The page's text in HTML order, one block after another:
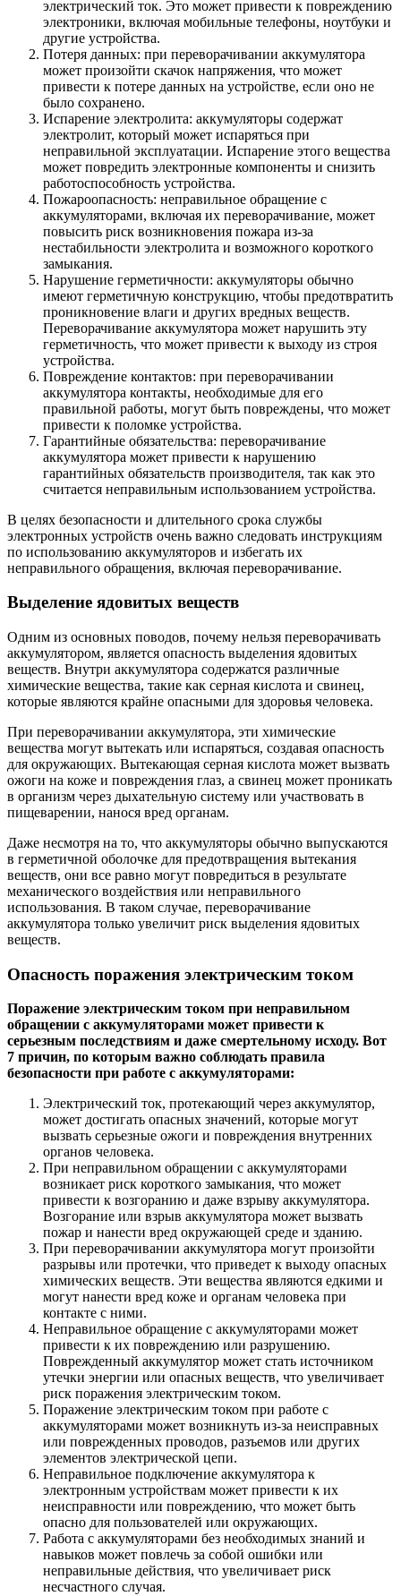
электрический ток. Это может привести к повреждению
электроники, включая мобильные телефоны, ноутбуки и
другие устройства.
Потеря данных: при переворачивании аккумулятора
может произойти скачок напряжения, что может
привести к потере данных на устройстве, если оно не
было сохранено.
Испарение электролита: аккумуляторы содержат
электролит, который может испаряться при
неправильной эксплуатации. Испарение этого вещества
может повредить электронные компоненты и снизить
работоспособность устройства.
Пожароопасность: неправильное обращение с
аккумуляторами, включая их переворачивание, может
повысить риск возникновения пожара из-за
нестабильности электролита и возможного короткого
замыкания.
Нарушение герметичности: аккумуляторы обычно
имеют герметичную конструкцию, чтобы предотвратить
проникновение влаги и других вредных веществ.
Переворачивание аккумулятора может нарушить эту
герметичность, что может привести к выходу из строя
устройства.
Повреждение контактов: при переворачивании
аккумулятора контакты, необходимые для его
правильной работы, могут быть повреждены, что может
привести к поломке устройства.
Гарантийные обязательства: переворачивание
аккумулятора может привести к нарушению
гарантийных обязательств производителя, так как это
считается неправильным использованием устройства.
В целях безопасности и длительного срока службы
электронных устройств очень важно следовать инструкциям
по использованию аккумуляторов и избегать их
неправильного обращения, включая переворачивание.
Выделение ядовитых веществ
Одним из основных поводов, почему нельзя переворачивать
аккумулятором, является опасность выделения ядовитых
веществ. Внутри аккумулятора содержатся различные
химические вещества, такие как серная кислота и свинец,
которые являются крайне опасными для здоровья человека.
При переворачивании аккумулятора, эти химические
вещества могут вытекать или испаряться, создавая опасность
для окружающих. Вытекающая серная кислота может вызвать
ожоги на коже и повреждения глаз, а свинец может проникать
в организм через дыхательную систему или участвовать в
пищеварении, нанося вред органам.
Даже несмотря на то, что аккумуляторы обычно выпускаются
в герметичной оболочке для предотвращения вытекания
веществ, они все равно могут повредиться в результате
механического воздействия или неправильного
использования. В таком случае, переворачивание
аккумулятора только увеличит риск выделения ядовитых
веществ.
Опасность поражения электрическим током
Поражение электрическим током при неправильном
обращении с аккумуляторами может привести к
серьезным последствиям и даже смертельному исходу. Вот
7 причин, по которым важно соблюдать правила
безопасности при работе с аккумуляторами:
Электрический ток, протекающий через аккумулятор,
может достигать опасных значений, которые могут
вызвать серьезные ожоги и повреждения внутренних
органов человека.
При неправильном обращении с аккумуляторами
возникает риск короткого замыкания, что может
привести к возгоранию и даже взрыву аккумулятора.
Возгорание или взрыв аккумулятора может вызвать
пожар и нанести вред окружающей среде и зданию.
При переворачивании аккумулятора могут произойти
разрывы или протечки, что приведет к выходу опасных
химических веществ. Эти вещества являются едкими и
могут нанести вред коже и органам человека при
контакте с ними.
Неправильное обращение с аккумуляторами может
привести к их повреждению или разрушению.
Поврежденный аккумулятор может стать источником
утечки энергии или опасных веществ, что увеличивает
риск поражения электрическим током.
Поражение электрическим током при работе с
аккумуляторами может возникнуть из-за неисправных
или поврежденных проводов, разъемов или других
элементов электрической цепи.
Неправильное подключение аккумулятора к
электронным устройствам может привести к их
неисправности или повреждению, что может быть
опасно для пользователей или окружающих.
Работа с аккумуляторами без необходимых знаний и
навыков может повлечь за собой ошибки или
неправильные действия, что увеличивает риск
несчастного случая.